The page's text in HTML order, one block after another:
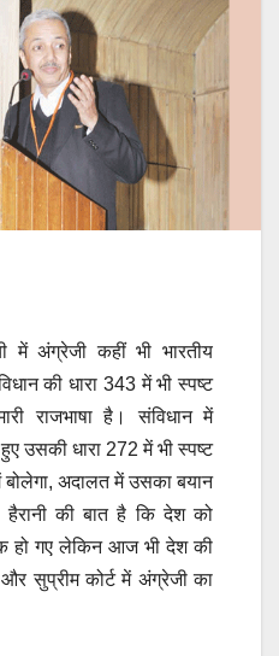
में अंग्रेजी कहीं भी भारतीय
की धारा 343 में भी स्पष्ट
राजभाषा है। संविधान में
उसकी धारा 272 में भी स्पष्ट
बोलेगा, अदालत में उसका बयान
हैरानी की बात है कि देश को
हो गए लेकिन आज भी देश की
सुप्रीम कोर्ट में अंग्रेजी का